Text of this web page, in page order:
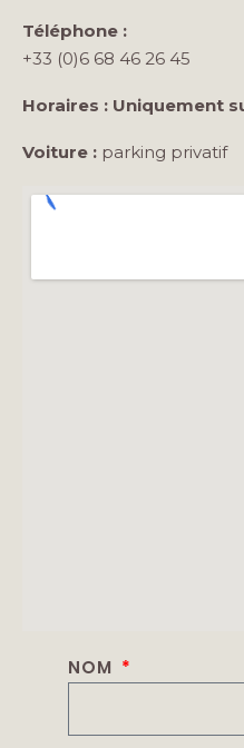
Téléphone :
+33 (0)6 68 46 26 45
Horaires : Uniquement
Voiture : parking privatif
NOM